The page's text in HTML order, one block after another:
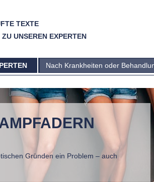
TEXTE
UNSEREN EXPERTEN
Gründen ein Problem – auch